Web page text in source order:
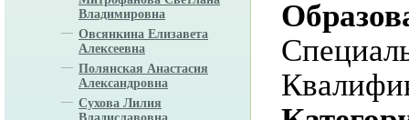
Владимировна
Овсянкина Елизавета
Алексеевна
Полянская Анастасия
Александровна
Сухова Лилия